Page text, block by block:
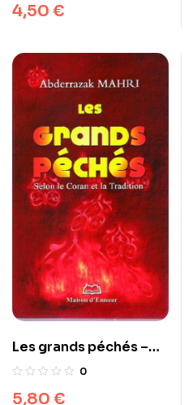
4,50 €
Les grands péchés –
Selon le Coran et la
0
5,80 €